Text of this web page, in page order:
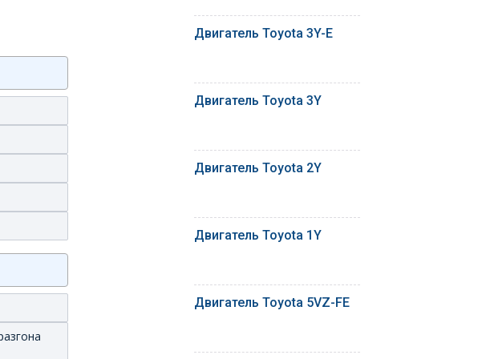
Двигатель Toyota 3Y-E
Двигатель Toyota 3Y
Двигатель Toyota 2Y
Двигатель Toyota 1Y
Двигатель Toyota 5VZ-FE